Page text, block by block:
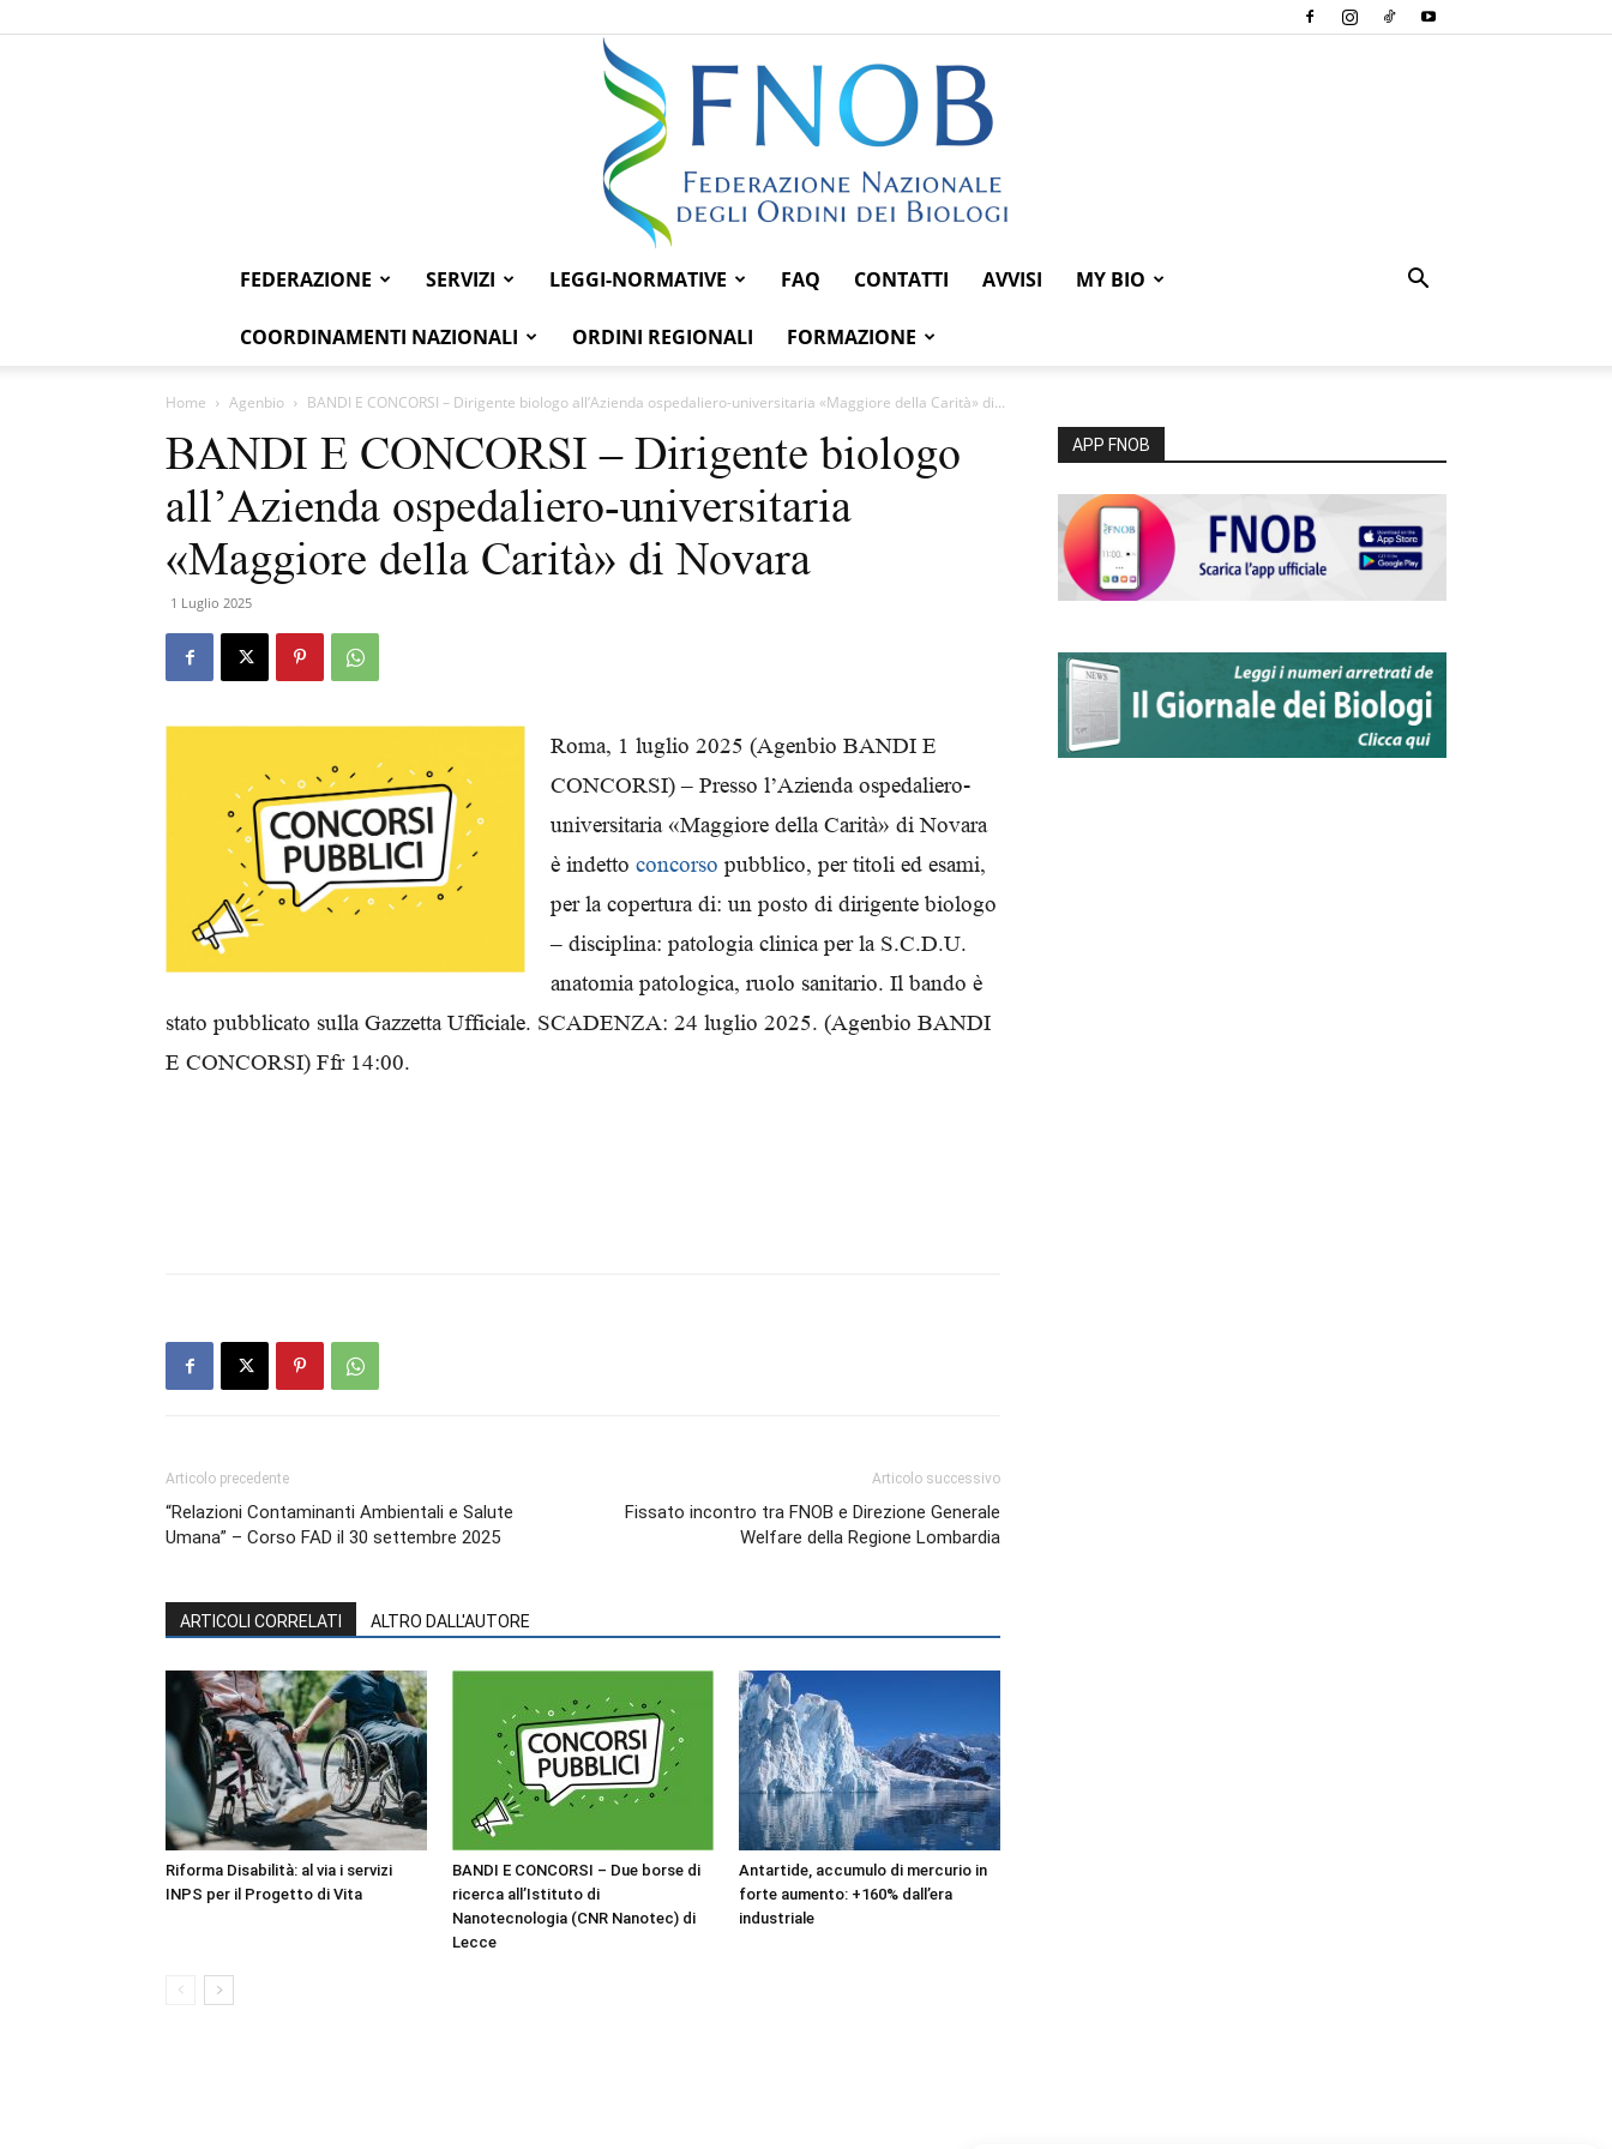
Federazione
Ordini
dei
FEDERAZIONE SERVIZI LEGGI-NORMATIVE FAQ CONTATTI AVVISI MY BIO
COORDINAMENTI NAZIONALI ORDINI REGIONALI FORMAZIONE
Home Agenbio BANDI E CONCORSI – Dirigente biologo all’Azienda ospedaliero-universitaria «Maggiore della Carità» di...
BANDI E CONCORSI – Dirigente biologo
all’Azienda ospedaliero-universitaria
«Maggiore della Carità» di Novara
1 Luglio 2025
Roma, 1 luglio 2025 (Agenbio BANDI E
CONCORSI) – Presso l’Azienda ospedaliero-
universitaria «Maggiore della Carità» di Novara
è indetto concorso pubblico, per titoli ed esami,
per la copertura di: un posto di dirigente biologo
– disciplina: patologia clinica per la S.C.D.U.
anatomia patologica, ruolo sanitario. Il bando è
stato pubblicato sulla Gazzetta Ufficiale. SCADENZA: 24 luglio 2025. (Agenbio BANDI
E CONCORSI) Ffr 14:00.
Articolo precedente
“Relazioni Contaminanti Ambientali e Salute
Umana” – Corso FAD il 30 settembre 2025
Articolo successivo
Fissato incontro tra FNOB e Direzione Generale
Welfare della Regione Lombardia
ARTICOLI CORRELATI ALTRO DALL'AUTORE
Riforma Disabilità: al via i servizi
INPS per il Progetto di Vita
BANDI E CONCORSI – Due borse di
ricerca all’Istituto di
Nanotecnologia (CNR Nanotec) di
Lecce
Antartide, accumulo di mercurio in
forte aumento: +160% dall’era
industriale
APP FNOB